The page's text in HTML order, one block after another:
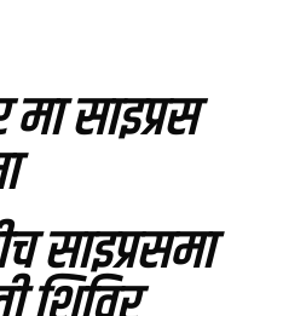
साइप्रस
साइप्रसमा